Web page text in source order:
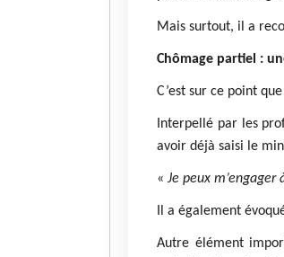
Mais surtout, il a
Chômage partiel :
C’est sur ce point
Interpellé par les
avoir déjà saisi le
« Je peux
Il a également
Autre élément